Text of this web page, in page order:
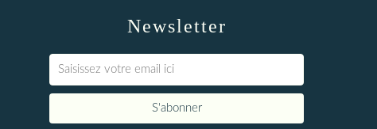
Newsletter